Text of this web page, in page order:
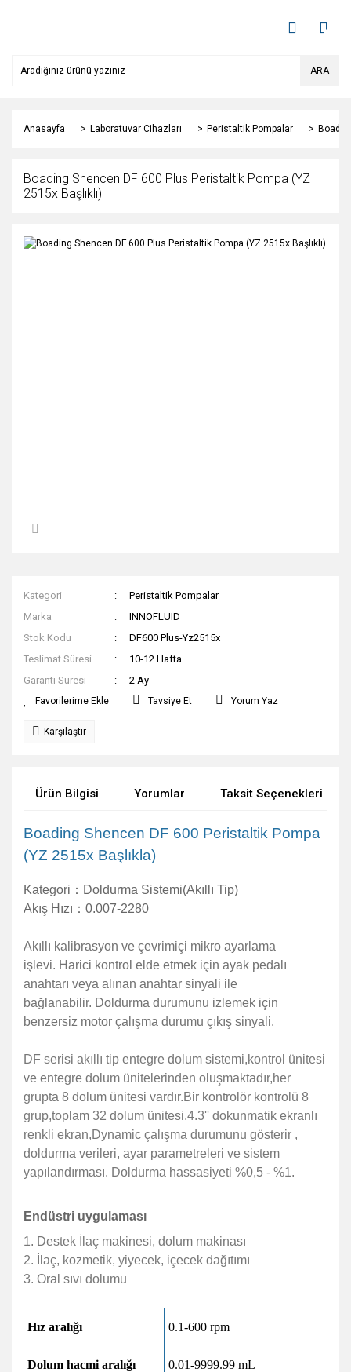
ARA
Anasayfa Laboratuvar Cihazları Peristaltik Pompalar
Boading Shencen DF 600 Plus Peristaltik Pompa (YZ
2515x Başlıklı)
Kategori
Peristaltik Pompalar
Marka
INNOFLUID
Stok Kodu
DF600 Plus-Yz2515x
Teslimat Süresi
10-12 Hafta
Garanti Süresi
2 Ay
Tavsiye Et Yorum Yaz
Karşılaştır
Ürün Bilgisi Yorumlar Taksit Seçenekleri
Boading Shencen DF 600 Peristaltik Pompa
(YZ 2515x Başlıkla)
Kategori： Doldurma Sistemi(Akıllı Tip)
Akış Hızı： 0.007-2280
Akıllı kalibrasyon ve çevrimiçi mikro ayarlama
işlevi. Harici kontrol elde etmek için ayak pedalı
anahtarı veya alınan anahtar sinyali ile
bağlanabilir. Doldurma durumunu izlemek için
benzersiz motor çalışma durumu çıkış sinyali.
DF serisi akıllı tip entegre dolum sistemi,kontrol ünitesi
ve entegre dolum ünitelerinden oluşmaktadır,her
grupta 8 dolum ünitesi vardır.Bir kontrolör kontrolü 8
grup,toplam 32 dolum ünitesi.4.3'' dokunmatik ekranlı
renkli ekran,Dynamic çalışma durumunu gösterir ,
doldurma verileri, ayar parametreleri ve sistem
yapılandırması. Doldurma hassasiyeti %0,5 - %1.
Endüstri uygulaması
1. Destek İlaç makinesi, dolum makinası
2. İlaç, kozmetik, yiyecek, içecek dağıtımı
3. Oral sıvı dolumu
Hız aralığı 0.1-600 rpm
Dolum hacmi aralığı 0.01-9999.99 mL